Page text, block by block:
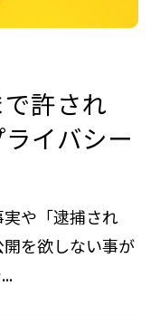
許され
イバシー
実や「逮捕され
を欲しない事が